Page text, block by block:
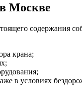
Москве
содержания
крана;
в условиях